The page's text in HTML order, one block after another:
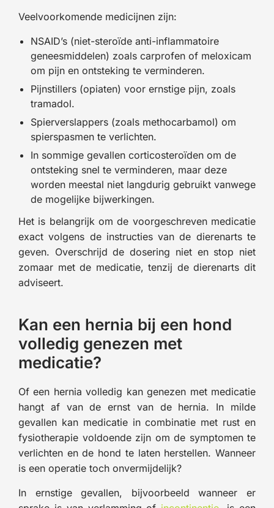
Veelvoorkomende medicijnen zijn:
NSAID’s (niet-steroïde anti-inflammatoire
geneesmiddelen) zoals carprofen of meloxicam
om pijn en ontsteking te verminderen.
Pijnstillers (opiaten) voor ernstige pijn, zoals
tramadol.
Spierverslappers (zoals methocarbamol) om
spierspasmen te verlichten.
In sommige gevallen corticosteroïden om de
ontsteking snel te verminderen, maar deze
worden meestal niet langdurig gebruikt vanwege
de mogelijke bijwerkingen.
Het is belangrijk om de voorgeschreven medicatie
exact volgens de instructies van de dierenarts te
geven. Overschrijd de dosering niet en stop niet
zomaar met de medicatie, tenzij de dierenarts dit
adviseert.
Kan een hernia bij een hond
volledig genezen met
medicatie?
Of een hernia volledig kan genezen met medicatie
hangt af van de ernst van de hernia. In milde
gevallen kan medicatie in combinatie met rust en
fysiotherapie voldoende zijn om de symptomen te
verlichten en de hond te laten herstellen. Wanneer
is een operatie toch onvermijdelijk?
In ernstige gevallen, bijvoorbeeld wanneer er